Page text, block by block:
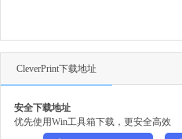
CleverPrint下载地址
安全下载地址
优先使用Win工具箱下载，更安全高效